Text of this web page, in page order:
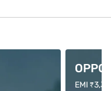
OPPO
EMI